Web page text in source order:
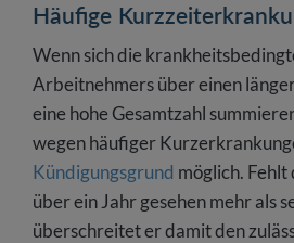
Häufige
Wenn sich die
Arbeitnehmers über einen
eine hohe Gesamtzahl
wegen häufiger
Kündigungsgrund möglich.
über ein Jahr gesehen mehr als
überschreitet er damit den